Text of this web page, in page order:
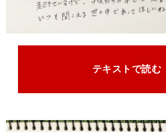
テキストで読む